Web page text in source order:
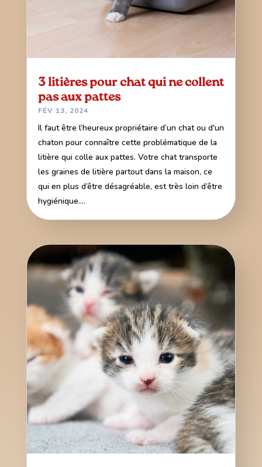
3 litières pour chat qui ne collent
pas aux pattes
FÉV 13, 2024
Il faut être l’heureux propriétaire d’un chat ou d'un
chaton pour connaître cette problématique de la
litière qui colle aux pattes. Votre chat transporte
les graines de litière partout dans la maison, ce
qui en plus d’être désagréable, est très loin d’être
hygiénique....